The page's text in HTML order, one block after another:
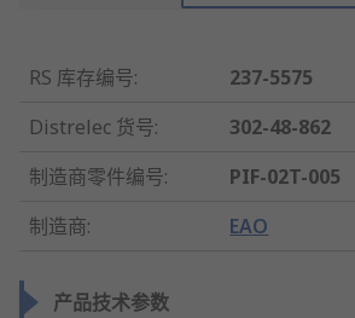
RS 库存编号:
237-5575
Distrelec 货号:
302-48-862
制造商零件编号:
PIF-02T-005
制造商: EAO
产品技术参数